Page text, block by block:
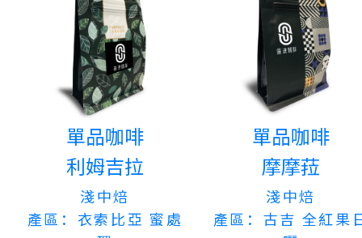
單品咖啡
利姆吉拉
淺中焙
產區：衣索比亞 蜜處
單品咖啡
摩摩菈
淺中焙
產區：古吉 全紅果